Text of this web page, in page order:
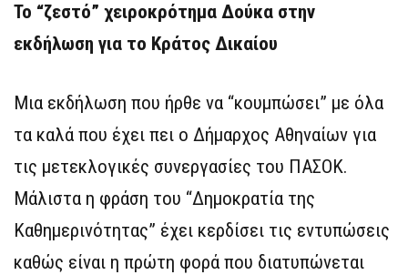
Το “ζεστό” χειροκρότημα Δούκα στην
εκδήλωση για το Κράτος Δικαίου
Μια εκδήλωση που ήρθε να “κουμπώσει” με όλα
τα καλά που έχει πει ο Δήμαρχος Αθηναίων για
τις μετεκλογικές συνεργασίες του ΠΑΣΟΚ.
Μάλιστα η φράση του “Δημοκρατία της
Καθημερινότητας” έχει κερδίσει τις εντυπώσεις
καθώς είναι η πρώτη φορά που διατυπώνεται